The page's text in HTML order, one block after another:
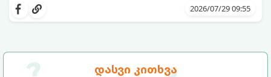
დასვი კითხვა
იდეალურ წყვილებს, რომლებიც
2026/07/29 09:55